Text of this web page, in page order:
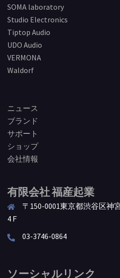
SOMA laboratory
Studio Electronics
Tiptop Audio
UDO Audio
VERMONA
Waldorf
ニュース
ブランド
サポート
ショップ
会社情報
有限会社 福産起業
〒150-0001東京都渋谷区神
4Ｆ
03-3746-0864
ソーシャルリンク